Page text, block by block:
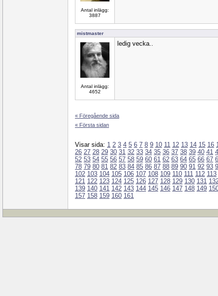
Antal inlägg:
3887
mistmaster
Antal inlägg:
4652
ledig vecka..
« Föregående sida
« Första sidan
Visar sida: 1 2 3 4 5 6 7 8 9 10 11 12 13 14 15 16
26 27 28 29 30 31 32 33 34 35 36 37 38 39 40 41
52 53 54 55 56 57 58 59 60 61 62 63 64 65 66 67
78 79 80 81 82 83 84 85 86 87 88 89 90 91 92 93
102 103 104 105 106 107 108 109 110 111 112 113
121 122 123 124 125 126 127 128 129 130 131
139 140 141 142 143 144 145 146 147 148 149
157 158 159 160 161